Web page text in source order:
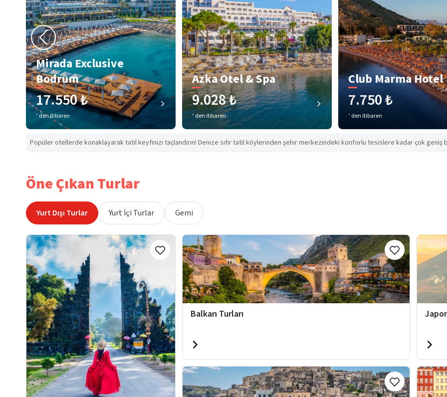
Mirada Exclusive
Bodrum
17.550 ₺
’ den itibaren
Azka Otel & Spa
9.028 ₺
’ den itibaren
Club Marma Hotel
7.750 ₺
’ den itibaren
Popüler otellerde konaklayarak tatil keyfinizi taçlandırın! Denize sıfır tatil köylerinden şehir merkezindeki konforlu tesislere kadar çok geniş
Öne Çıkan Turlar
Yurt Dışı Turlar Yurt İçi Turlar Gemi
Balkan Turları